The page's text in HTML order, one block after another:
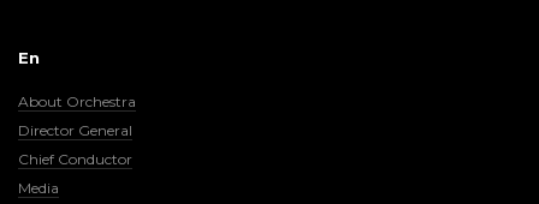
En
About Orchestra
Director General
Chief Conductor
Media